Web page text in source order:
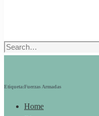
Search
Etiqueta:Fuerzas Armadas
Home